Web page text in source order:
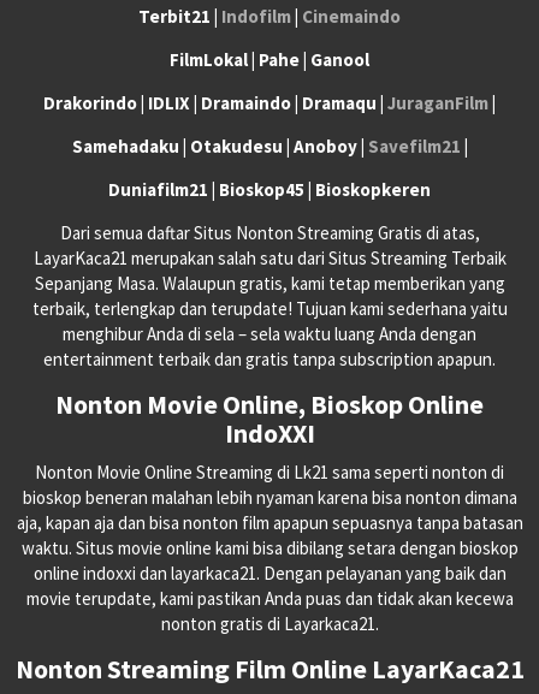
Terbit21 | Indofilm| Cinemaindo
FilmLokal | Pahe | Ganool
Drakorindo | IDLIX | Dramaindo | Dramaqu | JuraganFilm|
Samehadaku | Otakudesu | Anoboy | Savefilm21 |
Duniafilm21 | Bioskop45 | Bioskopkeren
Dari semua daftar Situs Nonton Streaming Gratis di atas,
LayarKaca21 merupakan salah satu dari Situs Streaming Terbaik
Sepanjang Masa. Walaupun gratis, kami tetap memberikan yang
terbaik, terlengkap dan terupdate! Tujuan kami sederhana yaitu
menghibur Anda di sela – sela waktu luang Anda dengan
entertainment terbaik dan gratis tanpa subscription apapun.
Nonton Movie Online, Bioskop Online
IndoXXI
Nonton Movie Online Streaming di Lk21 sama seperti nonton di
bioskop beneran malahan lebih nyaman karena bisa nonton dimana
aja, kapan aja dan bisa nonton film apapun sepuasnya tanpa batasan
waktu. Situs movie online kami bisa dibilang setara dengan bioskop
online indoxxi dan layarkaca21. Dengan pelayanan yang baik dan
movie terupdate, kami pastikan Anda puas dan tidak akan kecewa
nonton gratis di Layarkaca21.
Nonton Streaming Film Online LayarKaca21